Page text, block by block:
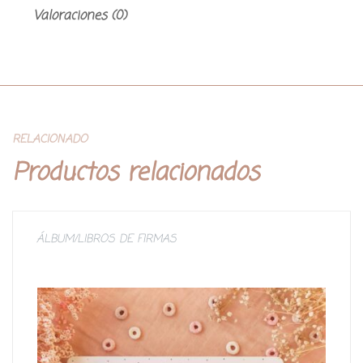
Valoraciones (0)
RELACIONADO
Productos relacionados
ÁLBUM/LIBROS DE FIRMAS